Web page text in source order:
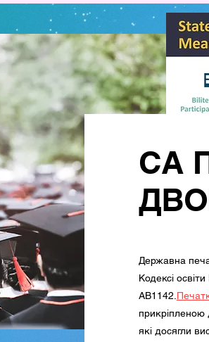
CA
Державна
Кодексі
AB1142.
прикріпленою
які досягли